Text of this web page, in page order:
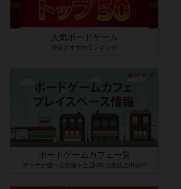
人気ボードゲーム
総合おすすめランキング
ボードゲームカフェ一覧
ボドゲが遊べる店舗を全国500店舗以上掲載中